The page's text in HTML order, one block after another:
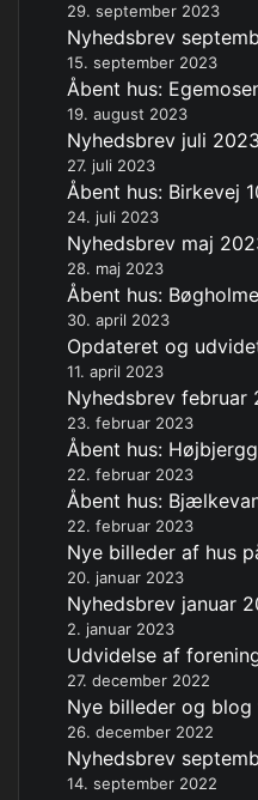
29. september 2023
Nyhedsbrev
15. september 2023
Åbent hus:
19. august 2023
Nyhedsbrev juli 2023
27. juli 2023
Åbent hus: Birkevej
24. juli 2023
Nyhedsbrev maj
28. maj 2023
Åbent hus:
30. april 2023
Opdateret og
11. april 2023
Nyhedsbrev februar
23. februar 2023
Åbent hus:
22. februar 2023
Åbent hus:
22. februar 2023
Nye billeder af hus
20. januar 2023
Nyhedsbrev januar
2. januar 2023
Udvidelse af
27. december 2022
Nye billeder og
26. december 2022
Nyhedsbrev
14. september 2022